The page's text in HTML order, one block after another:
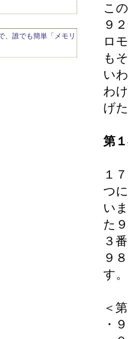
、誰でも簡単「メモリ
こ
９
ロ
も
い
わ
げ
第
１
つ
い
た
３
９
す。
＜
・